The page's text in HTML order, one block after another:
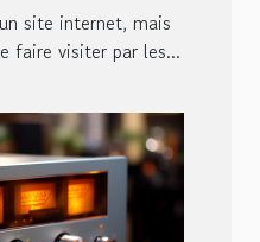
site internet, mais
faire visiter par les...